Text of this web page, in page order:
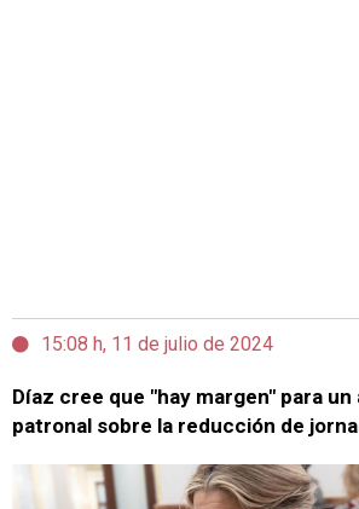
15:08 h, 11 de julio de 2024
Díaz cree que "hay margen" para
patronal sobre la reducción de